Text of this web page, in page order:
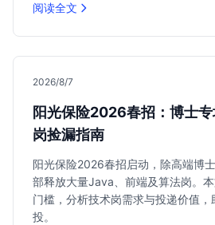
阅读全文
2026/8/7
阳光保险2026春招：博士
岗捡漏指南
阳光保险2026春招启动，除高端博
部释放大量Java、前端及算法岗。
门槛，分析技术岗需求与投递价值
投。